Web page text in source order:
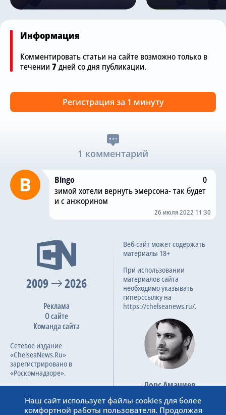
Информация
Комментировать статьи на сайте возможно только в
течении 7дней со дня публикации.
Регистрация за 1 минуту
1 комментарий
Bingo
0
зимой хотели вернуть эмерсона- так будет
и с анжорином
26 июля 2022 11:30
2009 2026
Реклама
О сайте
Команда сайта
Сетевое издание
«ChelseaNews.Ru»
зарегистрировано в
«Роскомнадзоре».
ФС 77 – 87138.
Веб-сайт может содержать
материалы 18+
При использовании
материалов сайта
необходимо указывать
гиперссылку на
https://chelseanews.ru/.
Лорс Амачиев
Основатель сайта
admin@chelseanews.ru
Наш сайт использует файлы cookies для более
комфортной работы пользователя. Продолжая